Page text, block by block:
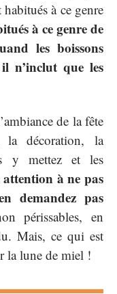
à ce genre
à ce genre de
les boissons
n’inclut que les
de la fête
la décoration, la
y mettez et les
à ne pas
demandez pas
périssables, en
Mais, ce qui est
la lune de miel !